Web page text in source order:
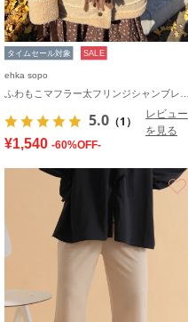
タイムセール対象 SALE
ehka sopo
5.0 （1）
レビュー
を見る
¥1,540 -60%OFF-